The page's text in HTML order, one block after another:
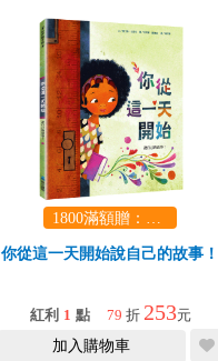
1800滿額贈：口袋玩具一份（隨機出貨） (summer read)
你從這一天開始說自己的故事！
紅利 1 點 79 折 253元
加入購物車